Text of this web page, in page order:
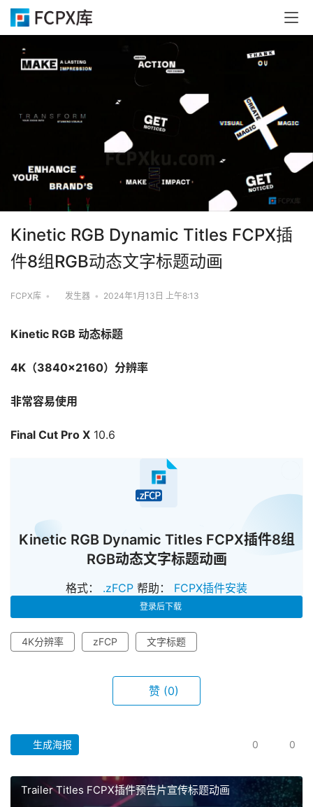
首
Kinetic RGB Dynamic Titles FCPX插
件8组RGB动态文字标题动画
FCPX库 • 发生器 • 2024年1月13日 上午8:13
Kinetic RGB 动态标题
4K（3840×2160）分辨率
非常容易使用
Final Cut Pro X 10.6
Kinetic RGB Dynamic Titles FCPX插件8组
RGB动态文字标题动画
格式： .zFCP 帮助： FCPX插件安装
登录后下载
4K分辨率 zFCP 文字标题
赞 (0)
生成海报 0 0
Trailer Titles FCPX插件预告片宣传标题动画